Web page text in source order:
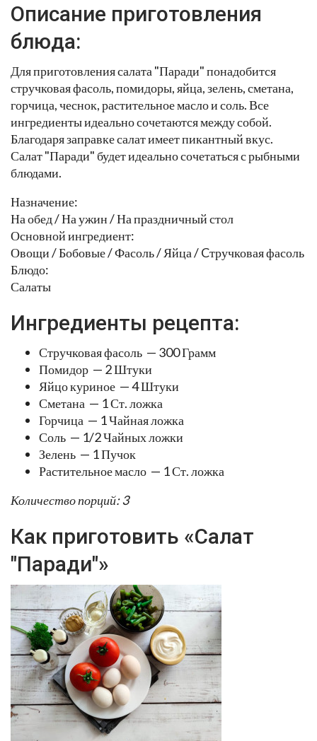
Описание приготовления
блюда:
Для приготовления салата "Паради" понадобится
стручковая фасоль, помидоры, яйца, зелень, сметана,
горчица, чеснок, растительное масло и соль. Все
ингредиенты идеально сочетаются между собой.
Благодаря заправке салат имеет пикантный вкус.
Салат "Паради" будет идеально сочетаться с рыбными
блюдами.
Назначение:
На обед / На ужин / На праздничный стол
Основной ингредиент:
Овощи / Бобовые / Фасоль / Яйца / Cтручковая фасоль
Блюдо:
Салаты
Ингредиенты рецепта:
Стручковая фасоль — 300 Грамм
Помидор — 2 Штуки
Яйцо куриное — 4 Штуки
Сметана — 1 Ст. ложка
Горчица — 1 Чайная ложка
Соль — 1/2 Чайных ложки
Зелень — 1 Пучок
Растительное масло — 1 Ст. ложка
Количество порций: 3
Как приготовить «Салат
"Паради"»